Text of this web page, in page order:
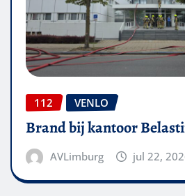
112 VENLO
Brand bij kantoor
AVLimburg jul 22,